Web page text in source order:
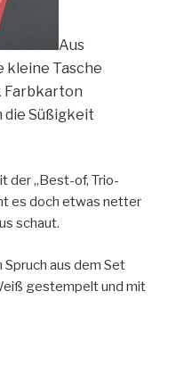
Aus
kleine Tasche
Farbkarton
die Süßigkeit
der „Best-of, Trio-
es doch etwas netter
schaut.
Spruch aus dem Set
gestempelt und mit